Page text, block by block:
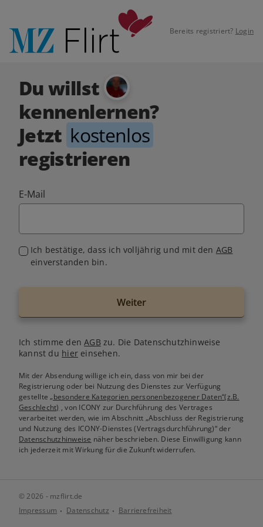
Bereits registriert? Login
Du willst
kennenlernen?
Jetzt kostenlos
registrieren
E-Mail
Ich bestätige, dass ich volljährig und mit den AGB
einverstanden bin.
Weiter
Ich stimme denAGB zu. Die Datenschutzhinweise
kannst du hiereinsehen.
Mit der Absendung willige ich ein, dass von mir bei der
Registrierung oder bei Nutzung des Dienstes zur Verfügung
gestellte„besondere Kategorien personenbezogener Daten“(z.B.
Geschlecht) , von ICONY zur Durchführung des Vertrages
verarbeitet werden, wie im Abschnitt „Abschluss der Registrierung
und Nutzung des ICONY-Dienstes (Vertragsdurchführung)“ der
Datenschutzhinweise näher beschrieben. Diese Einwilligung kann
ich jederzeit mit Wirkung für die Zukunft widerrufen.
© 2026 - mzflirt.de
Impressum
Datenschutz Barrierefreiheit